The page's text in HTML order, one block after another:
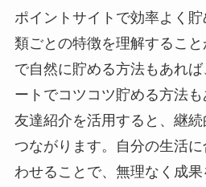
ポイントサイトで効率よく
類ごとの特徴を理解するこ
で自然に貯める方法もあれ
ートでコツコツ貯める方法も
友達紹介を活用すると、継
つながります。自分の生活
わせることで、無理なく成